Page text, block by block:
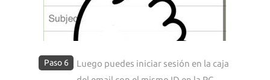
Paso 6
Luego puedes iniciar sesión en la caja